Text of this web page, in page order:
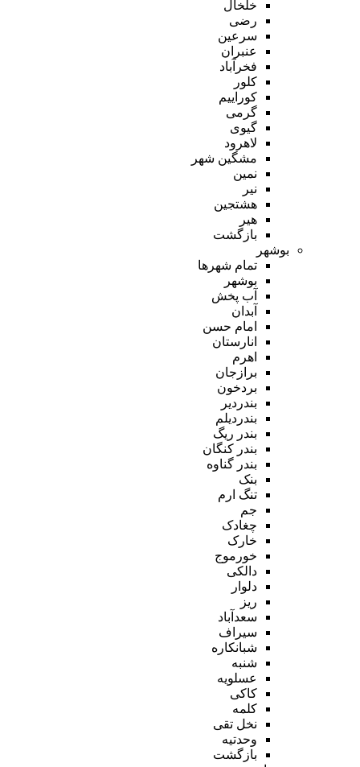
خلخال
رضی
سرعین
عنبران
فخرآباد
کلور
کوراییم
گرمی
گیوی
لاهرود
مشگین شهر
نمین
نیر
هشتجین
هیر
بازگشت
بوشهر
تمام شهر‌ها
بوشهر
آب پخش
آبدان
امام حسن
انارستان
اهرم
برازجان
بردخون
بندردیر
بندردیلم
بندر ریگ
بندر کنگان
بندر گناوه
بنک
تنگ ارم
جم
چغادک
خارک
خورموج
دالکی
دلوار
ریز
سعدآباد
سیراف
شبانکاره
شنبه
عسلویه
کاکی
کلمه
نخل تقی
وحدتیه
بازگشت